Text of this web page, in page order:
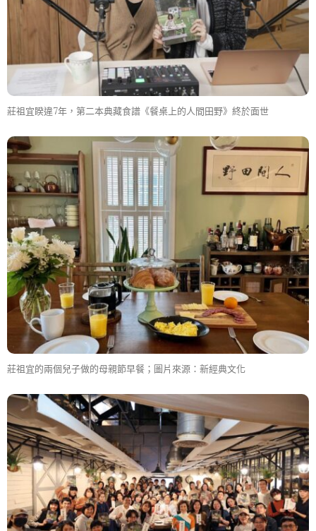
莊祖宜睽違7年，第二本典藏食譜《餐桌上的人間田野》終於面世
莊祖宜的兩個兒子做的母親節早餐；圖片來源：新經典文化